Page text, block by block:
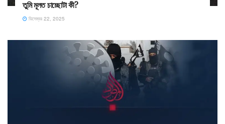
তুমি মূলত চাচ্ছোটা কী?
ডিসেম্বর 22, 2025